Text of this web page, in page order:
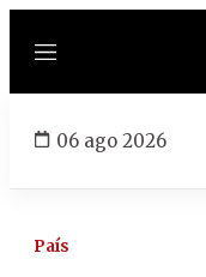
Menú
06 ago 2026
País